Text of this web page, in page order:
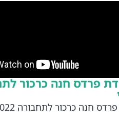
פרדס חנה כרכור
חנה כרכור לתחבורה 2022